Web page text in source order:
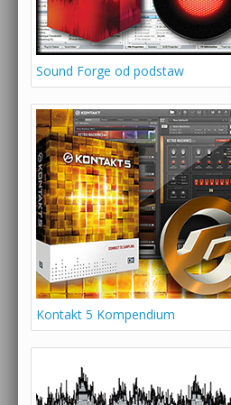
Sound Forge od podstaw
Kontakt 5 Kompendium